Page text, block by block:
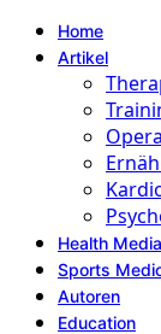
Home
Artikel
Health
Sports
Autoren
Education